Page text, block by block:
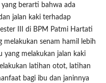
berarti bahwa ada
jalan kaki terhadap
III di BPM Patmi Hartati
melakukan senam hamil lebih
yang melakukan jalan kaki
latihan otot, latihan
bagi ibu dan janinnya